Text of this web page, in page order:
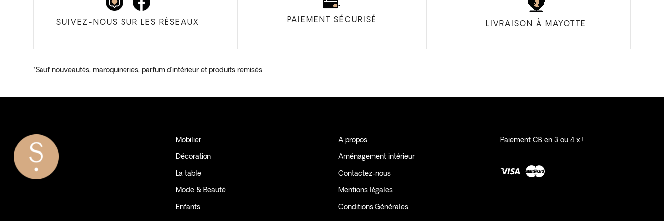
page
SUIVEZ-NOUS SUR LES RÉSEAUX PAIEMENT SÉCURISÉ
LIVRAISON À MAYOTTE
*Sauf nouveautés, maroquineries, parfum d’intérieur et produits remisés.
Mobilier
Décoration
La table
Mode & Beauté
Enfants
A propos
Aménagement intérieur
Contactez-nous
Mentions légales
Conditions Générales
Paiement CB en 3 ou 4 x !